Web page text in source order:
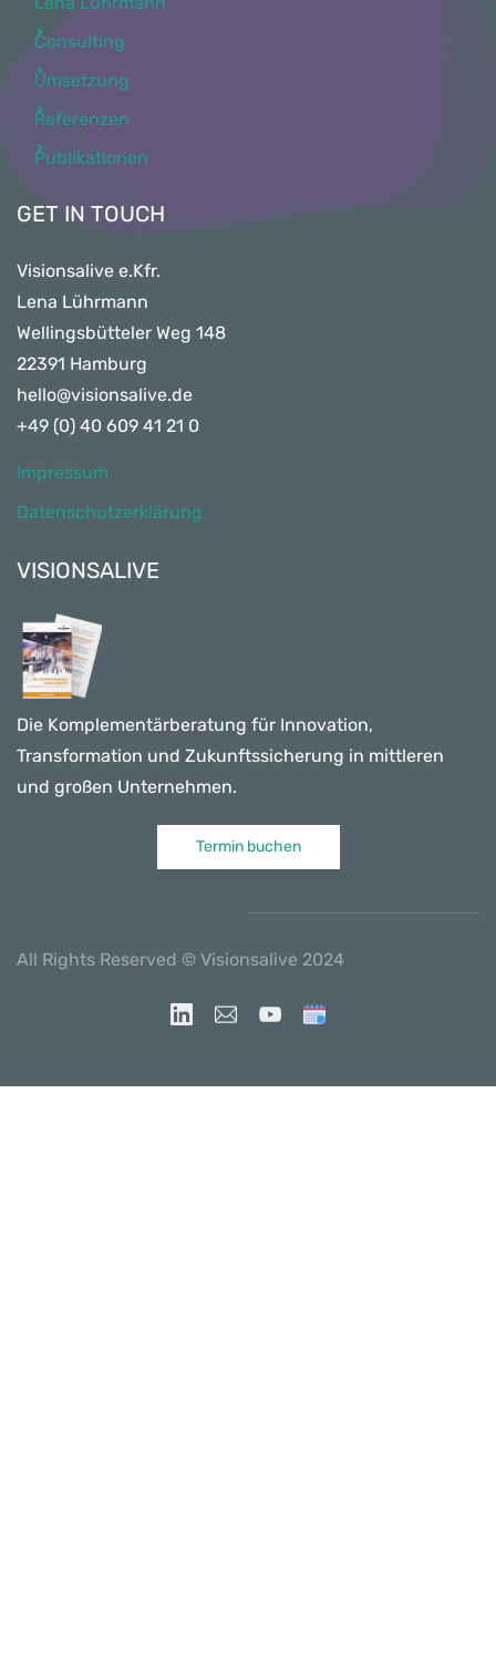
Consulting
Umsetzung
Referenzen
Publikationen
GET IN TOUCH
Visionsalive e.Kfr.
Lena Lührmann
Wellingsbütteler Weg 148
22391 Hamburg
hello@visionsalive.de
+49 (0) 40 609 41 21 0
Impressum
Datenschutzerklärung
VISIONSALIVE
Die Komplementärberatung für Innovation,
Transformation und Zukunftssicherung in mittleren
und großen Unternehmen.
Termin buchen
All Rights Reserved © Visionsalive 2024